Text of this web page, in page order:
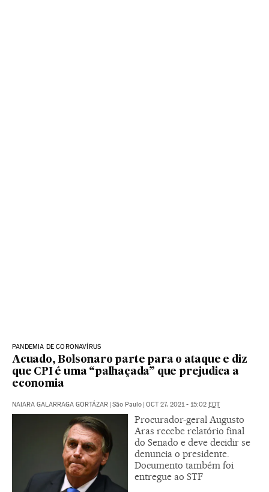
PANDEMIA DE CORONAVÍRUS
Acuado, Bolsonaro parte para o ataque e diz
que CPI é uma “palhaçada” que prejudica a
economia
NAIARA GALARRAGA GORTÁZAR | São Paulo | OCT 27, 2021 - 15:02 EDT
Procurador-geral Augusto
Aras recebe relatório final
do Senado e deve decidir se
denuncia o presidente.
Documento também foi
entregue ao STF